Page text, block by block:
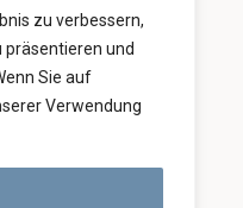
zu verbessern,
präsentieren und
Sie auf
Verwendung